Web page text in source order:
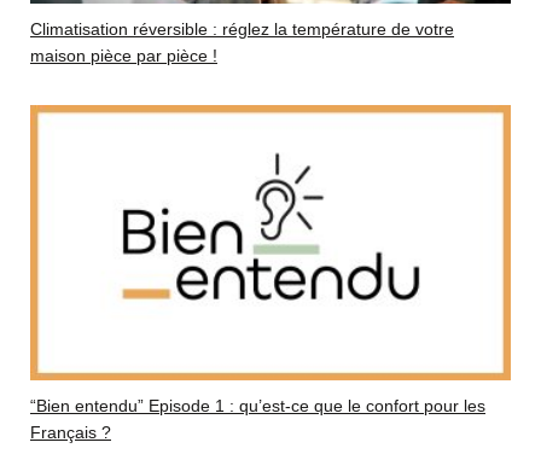
Climatisation réversible : réglez la température de votre
maison pièce par pièce !
“Bien entendu” Episode 1 : qu’est-ce que le confort pour les
Français ?